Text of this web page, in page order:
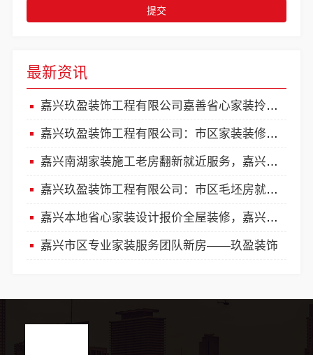
最新资讯
嘉兴玖盈装饰工程有限公司嘉善省心家装拎包入住
嘉兴玖盈装饰工程有限公司：市区家装装修毛坯房就近服务
嘉兴南湖家装施工老房翻新就近服务，嘉兴玖盈装饰工程有限公司
嘉兴玖盈装饰工程有限公司：市区毛坯房就近服务装修施工
嘉兴本地省心家装设计报价全屋装修，嘉兴玖盈装饰工程有限公司
嘉兴市区专业家装服务团队新房——玖盈装饰
提交